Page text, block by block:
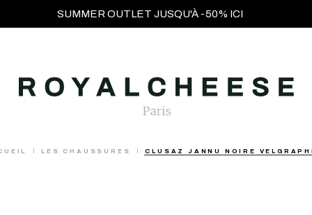
SUMMER OUTLET JUSQU'À -50% ICI
LES CHAUSSURES CLUSAZ JANNU NOIRE